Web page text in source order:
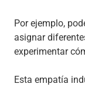
Por ejemplo,
asignar
experimentar
Esta empatía